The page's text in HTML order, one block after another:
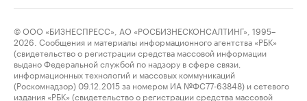
© ООО «БИЗНЕСПРЕСС», АО «РОСБИЗНЕСКОНСАЛТИНГ», 1995–
2026. Сообщения и материалы информационного агентства «РБК»
(свидетельство о регистрации средства массовой информации
выдано Федеральной службой по надзору в сфере связи,
информационных технологий и массовых коммуникаций
(Роскомнадзор) 09.12.2015 за номером ИА №ФС77-63848) и сетевого
издания «РБК» (свидетельство о регистрации средства массовой